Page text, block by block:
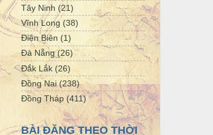
Tây Ninh (21)
Vĩnh Long (38)
Điện Biên (1)
Đà Nẵng (26)
Đắk Lắk (26)
Đồng Nai (238)
Đồng Tháp (411)
BÀI ĐĂNG THEO THỜI